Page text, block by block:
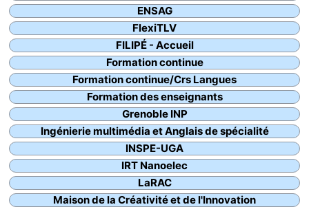
ENSAG
FlexiTLV
FILIPÉ - Accueil
Formation continue
Formation continue/Crs Langues
Formation des enseignants
Grenoble INP
Ingénierie multimédia et Anglais de spécialité
INSPE-UGA
IRT Nanoelec
LaRAC
Maison de la Créativité et de l'Innovation